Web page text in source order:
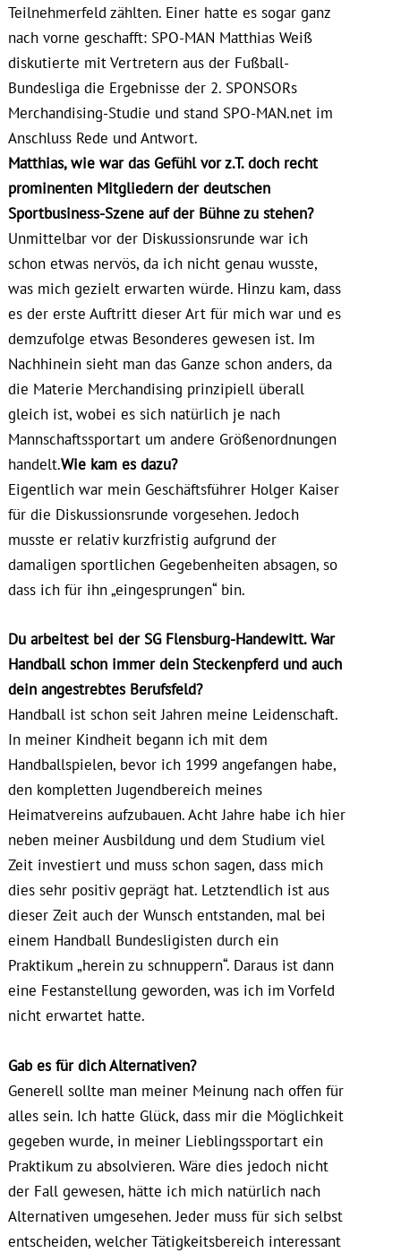
Teilnehmerfeld zählten. Einer hatte es sogar ganz
nach vorne geschafft: SPO-MAN Matthias Weiß
diskutierte mit Vertretern aus der Fußball-
Bundesliga die Ergebnisse der 2. SPONSORs
Merchandising-Studie und stand SPO-MAN.net im
Anschluss Rede und Antwort.
Matthias, wie war das Gefühl vor z.T. doch recht
prominenten Mitgliedern der deutschen
Sportbusiness-Szene auf der Bühne zu stehen?
Unmittelbar vor der Diskussionsrunde war ich
schon etwas nervös, da ich nicht genau wusste,
was mich gezielt erwarten würde. Hinzu kam, dass
es der erste Auftritt dieser Art für mich war und es
demzufolge etwas Besonderes gewesen ist. Im
Nachhinein sieht man das Ganze schon anders, da
die Materie Merchandising prinzipiell überall
gleich ist, wobei es sich natürlich je nach
Mannschaftssportart um andere Größenordnungen
handelt.Wie kam es dazu?
Eigentlich war mein Geschäftsführer Holger Kaiser
für die Diskussionsrunde vorgesehen. Jedoch
musste er relativ kurzfristig aufgrund der
damaligen sportlichen Gegebenheiten absagen, so
dass ich für ihn „eingesprungen“ bin.
Du arbeitest bei der SG Flensburg-Handewitt. War
Handball schon immer dein Steckenpferd und auch
dein angestrebtes Berufsfeld?
Handball ist schon seit Jahren meine Leidenschaft.
In meiner Kindheit begann ich mit dem
Handballspielen, bevor ich 1999 angefangen habe,
den kompletten Jugendbereich meines
Heimatvereins aufzubauen. Acht Jahre habe ich hier
neben meiner Ausbildung und dem Studium viel
Zeit investiert und muss schon sagen, dass mich
dies sehr positiv geprägt hat. Letztendlich ist aus
dieser Zeit auch der Wunsch entstanden, mal bei
einem Handball Bundesligisten durch ein
Praktikum „herein zu schnuppern“. Daraus ist dann
eine Festanstellung geworden, was ich im Vorfeld
nicht erwartet hatte.
Gab es für dich Alternativen?
Generell sollte man meiner Meinung nach offen für
alles sein. Ich hatte Glück, dass mir die Möglichkeit
gegeben wurde, in meiner Lieblingssportart ein
Praktikum zu absolvieren. Wäre dies jedoch nicht
der Fall gewesen, hätte ich mich natürlich nach
Alternativen umgesehen. Jeder muss für sich selbst
entscheiden, welcher Tätigkeitsbereich interessant